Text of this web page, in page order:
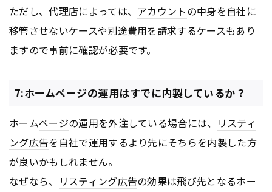
ただし、代理店によっては、 アカウントの中身を自社に
移管させないケースや別途費用を請求するケースもあり
ますので事前に確認が必要です。
7:ホームページの運用はすでに内製しているか？
ホームページの運用を外注している場合には、
リスティ
ング広告を自社で運用するより先にそちらを内製した方
が良いかもしれません。
なぜなら、
リスティング広告の効果は飛び先となるホー